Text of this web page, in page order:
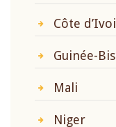
Côte
Guinée-
Mali
Niger